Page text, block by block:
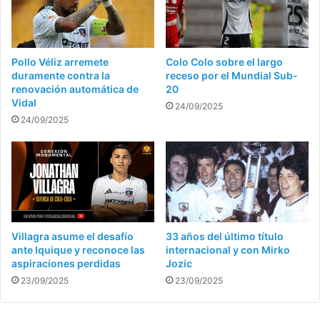
Pollo Véliz arremete
duramente contra la
renovación automática de
Vidal
24/09/2025
Colo Colo sobre el largo
receso por el Mundial Sub-
20
24/09/2025
Villagra asume el desafío
ante Iquique y reconoce las
aspiraciones perdidas
23/09/2025
33 años del último título
internacional y con Mirko
Jozic
23/09/2025